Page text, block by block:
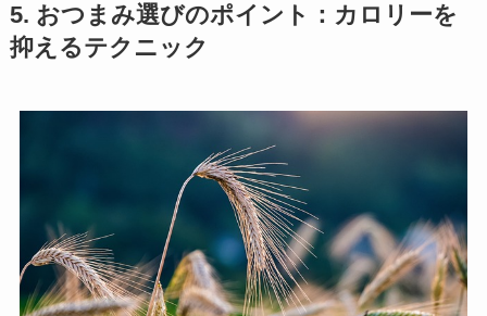
5. おつまみ選びのポイント：カロリーを
抑えるテクニック